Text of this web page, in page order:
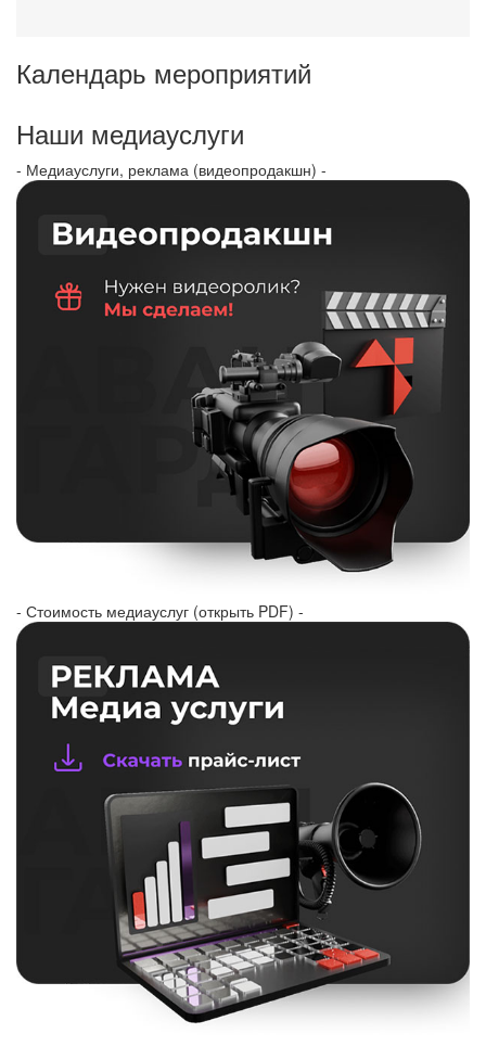
Календарь мероприятий
Наши медиауслуги
- Медиауслуги, реклама (видеопродакшн) -
- Стоимость медиауслуг (открыть PDF) -